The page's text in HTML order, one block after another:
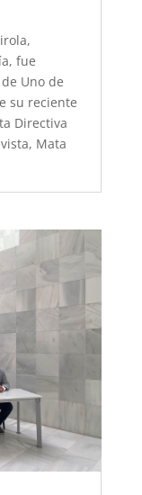
fue
Uno de
su reciente
Directiva
Mata